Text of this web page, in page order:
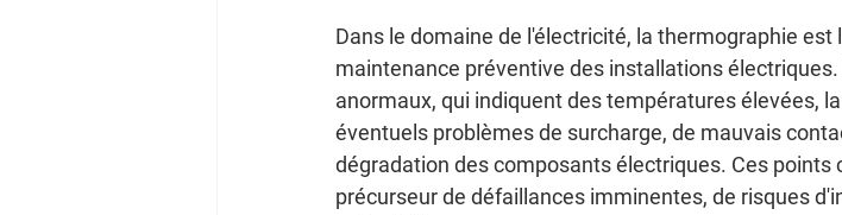
Dans le domaine de l'électricité, la thermographie
maintenance préventive des installations
anormaux, qui indiquent des températures élevées,
éventuels problèmes de surcharge, de mauvais
dégradation des composants électriques. Ces points
précurseur de défaillances imminentes, de risques